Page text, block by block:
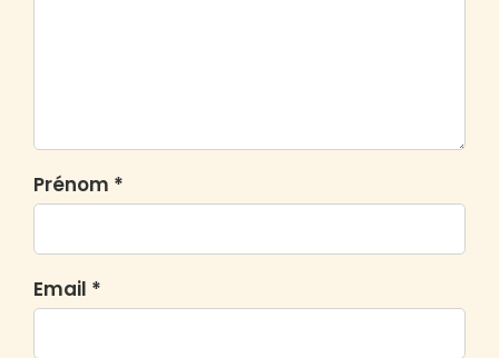
Prénom *
Email *